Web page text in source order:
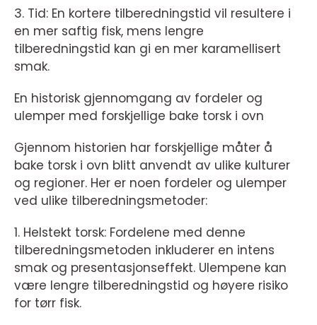
3. Tid: En kortere tilberedningstid vil resultere i
en mer saftig fisk, mens lengre
tilberedningstid kan gi en mer karamellisert
smak.
En historisk gjennomgang av fordeler og
ulemper med forskjellige bake torsk i ovn
Gjennom historien har forskjellige måter å
bake torsk i ovn blitt anvendt av ulike kulturer
og regioner. Her er noen fordeler og ulemper
ved ulike tilberedningsmetoder:
1. Helstekt torsk: Fordelene med denne
tilberedningsmetoden inkluderer en intens
smak og presentasjonseffekt. Ulempene kan
være lengre tilberedningstid og høyere risiko
for tørr fisk.